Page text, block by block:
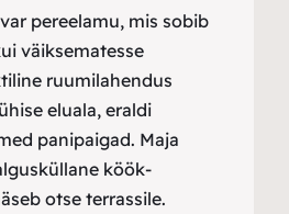
pereelamu, mis sobib
väiksematesse
ruumilahendus
eluala, eraldi
panipaigad. Maja
köök-
otse terrassile.